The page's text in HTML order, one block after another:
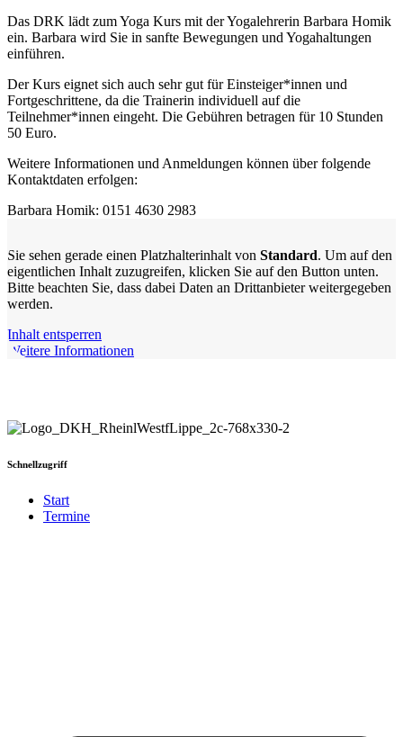
Das DRK lädt zum Yoga Kurs mit der Yogalehrerin Barbara Homik
ein. Barbara wird Sie in sanfte Bewegungen und Yogahaltungen
einführen.
Der Kurs eignet sich auch sehr gut für Einsteiger*innen und
Fortgeschrittene, da die Trainerin individuell auf die
Teilnehmer*innen eingeht. Die Gebühren betragen für 10 Stunden
50 Euro.
Weitere Informationen und Anmeldungen können über folgende
Kontaktdaten erfolgen:
Barbara Homik: 0151 4630 2983
Sie sehen gerade einen Platzhalterinhalt von Standard. Um auf den
eigentlichen Inhalt zuzugreifen, klicken Sie auf den Button unten.
Bitte beachten Sie, dass dabei Daten an Drittanbieter weitergegeben
werden.
Inhalt entsperren
Weitere Informationen
Schnellzugriff
Start
Termine